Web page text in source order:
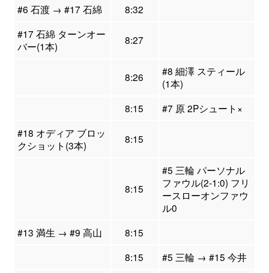
#6 石渡 → #17 石綿
8:32
#17 石綿 ターンオー
バー(1本)
8:27
8:26
#8 細澤 スティール
(1本)
8:15
#7 原 2Pシュート×
#18 オディア ブロッ
クショット(3本)
8:15
8:15
#5 三輪 パーソナル
ファウル(2-1:0) フリ
ースローオンファウ
ル0
#13 満生 → #9 高山
8:15
8:15
#5 三輪 → #15 今井